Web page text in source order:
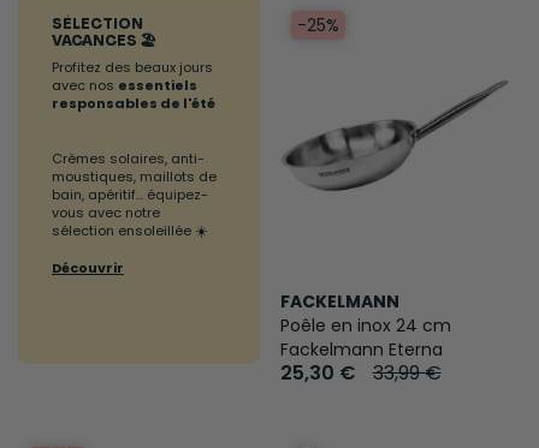
SÉLECTION
VACANCES 🏖️
Profitez des beaux jours
avec nos essentiels
responsables de l'été
Crèmes solaires, anti-
moustiques, maillots de
bain, apéritif... équipez-
vous avec notre
sélection ensoleillée ☀️
Découvrir
-25%
FACKELMANN
Poêle en inox 24 cm
Fackelmann Eterna
25,30 € 33,99 €